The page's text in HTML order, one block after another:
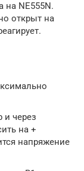
на NE555N.
открыт на
и через
на +
напряжение